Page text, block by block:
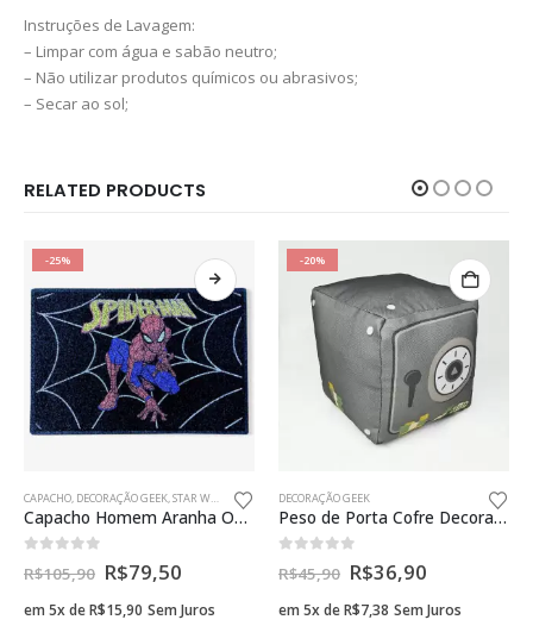
Instruções de Lavagem:
– Limpar com água e sabão neutro;
– Não utilizar produtos químicos ou abrasivos;
– Secar ao sol;
RELATED PRODUCTS
-25%
CAPACHO, DECORAÇÃO GEEK,STAR WARS
Capacho Homem Aranha Oficial Marvel Decoração Criativa Geek
R$105,90 R$79,50
em 5x deR$15,90 Sem Juros
-20%
DECORAÇÃO GEEK
Peso de Porta Cofre Decoração Divertida
fora de 5
R$45,90 R$36,90
em 5x deR$7,38 Sem Juros